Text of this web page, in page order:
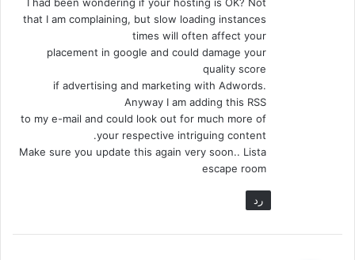
I had been wondering if your hosting is OK? Not
that I am complaining, but slow loading instances
times will often affect your
placement in google and could damage your
quality score
if advertising and marketing with Adwords.
Anyway I am adding this RSS
to my e-mail and could look out for much more of
your respective intriguing content.
Make sure you update this again very soon.. Lista
escape room
رد